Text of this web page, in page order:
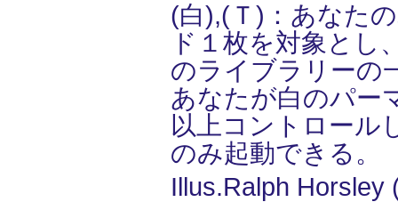
(白),(Ｔ)：あなた
ド１枚を対象とし
のライブラリーの
あなたが白のパー
以上コントロール
のみ起動できる。
Illus.Ralph Horsley